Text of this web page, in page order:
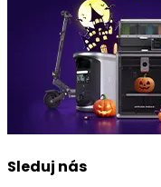
Sleduj nás